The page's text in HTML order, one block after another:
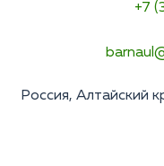
+7
Россия, Алтайский